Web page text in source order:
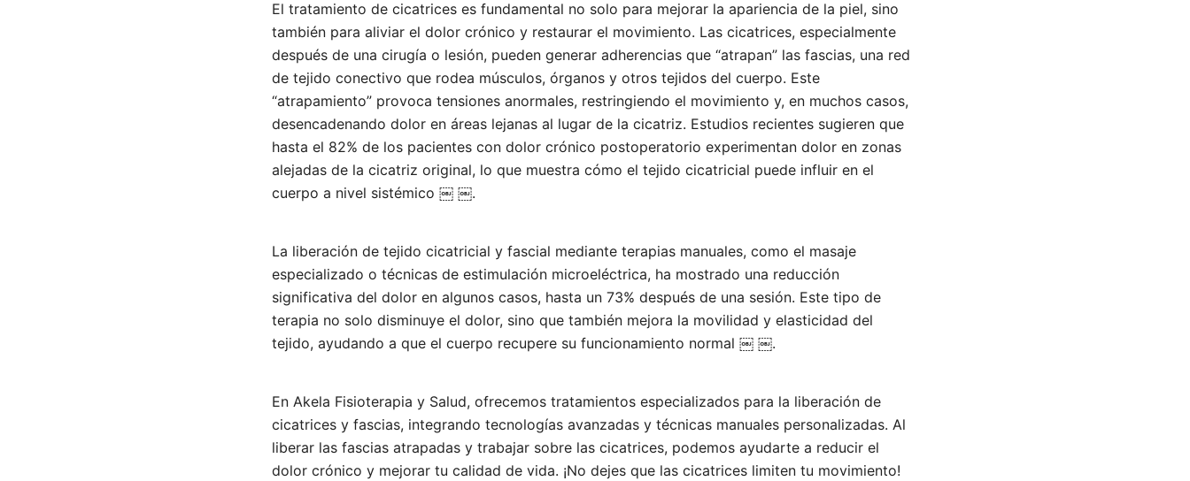
El tratamiento de cicatrices es fundamental no solo para mejorar la apariencia de la piel, sino
también para aliviar el dolor crónico y restaurar el movimiento. Las cicatrices, especialmente
después de una cirugía o lesión, pueden generar adherencias que “atrapan” las fascias, una red
de tejido conectivo que rodea músculos, órganos y otros tejidos del cuerpo. Este
“atrapamiento” provoca tensiones anormales, restringiendo el movimiento y, en muchos casos,
desencadenando dolor en áreas lejanas al lugar de la cicatriz. Estudios recientes sugieren que
hasta el 82% de los pacientes con dolor crónico postoperatorio experimentan dolor en zonas
alejadas de la cicatriz original, lo que muestra cómo el tejido cicatricial puede influir en el
cuerpo a nivel sistémico ￼ ￼.
La liberación de tejido cicatricial y fascial mediante terapias manuales, como el masaje
especializado o técnicas de estimulación microeléctrica, ha mostrado una reducción
significativa del dolor en algunos casos, hasta un 73% después de una sesión. Este tipo de
terapia no solo disminuye el dolor, sino que también mejora la movilidad y elasticidad del
tejido, ayudando a que el cuerpo recupere su funcionamiento normal ￼ ￼.
En Akela Fisioterapia y Salud, ofrecemos tratamientos especializados para la liberación de
cicatrices y fascias, integrando tecnologías avanzadas y técnicas manuales personalizadas. Al
liberar las fascias atrapadas y trabajar sobre las cicatrices, podemos ayudarte a reducir el
dolor crónico y mejorar tu calidad de vida. ¡No dejes que las cicatrices limiten tu movimiento!